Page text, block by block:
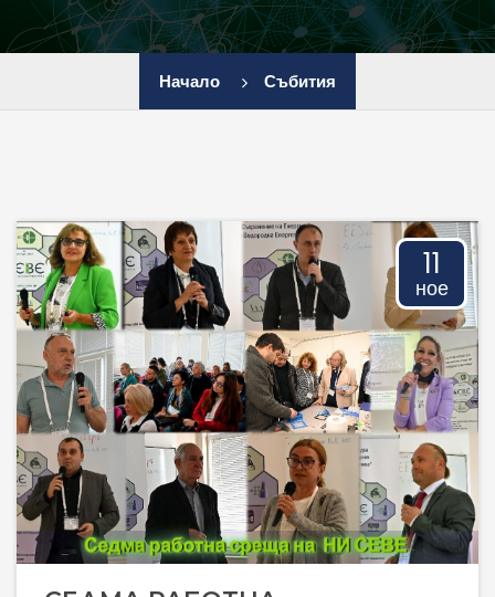
ИЕЕС - БАН
ИОНХ - БАН
ИП - БАН
ЛБ - ПУ
ЦВТ - ХТМУ
ЦЛ СЕНЕИ - БАН
Начало Събития
11
ное